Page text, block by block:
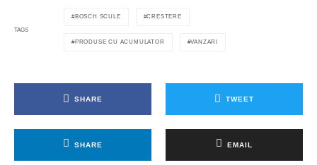
TAGS
BOSCH SCULE CRESTERE
PRODUSE CU ACUMULATOR VANZARI
SHARE TWEET
SHARE EMAIL